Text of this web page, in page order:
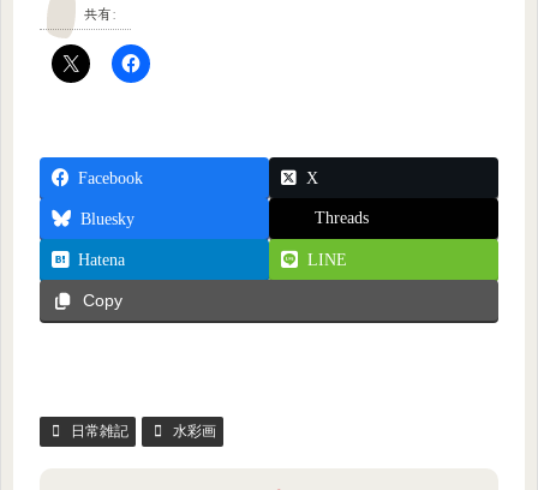
共有:
Facebook X
Bluesky Threads
Hatena LINE
Copy
日常雑記 水彩画